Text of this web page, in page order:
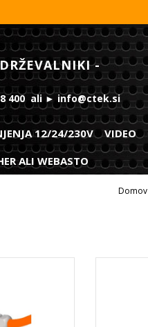
-
400 ali ► info@ctek.si
12/24/230V VIDEO
ALI WEBASTO
Domov